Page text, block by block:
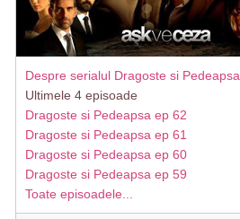
Despre serialul Dragoste si Pedeapsa
Ultimele 4 episoade
Dragoste si Pedeapsa ep 62
Dragoste si Pedeapsa ep 61
Dragoste si Pedeapsa ep 60
Dragoste si Pedeapsa ep 59
Toate episoadele...